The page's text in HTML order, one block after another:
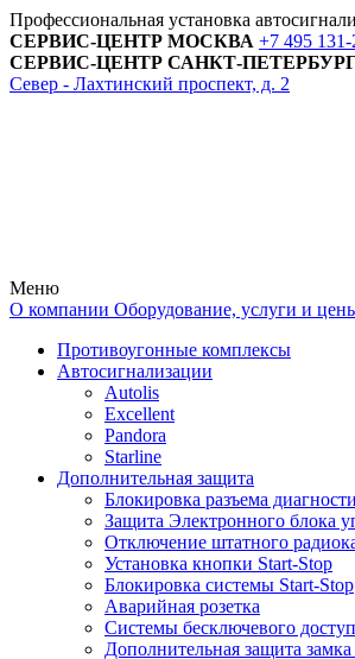
Профессиональная установка
СЕРВИС-ЦЕНТР МОСКВА +7 495
СЕРВИС-ЦЕНТР САНКТ-
Север - Лахтинский проспект, д. 2
Меню
О компании Оборудование, услуги и
Противоугонные комплексы
Автосигнализации
Autolis
Excellent
Pandora
Starline
Дополнительная защита
Блокировка разъема
Защита Электронного блока
Отключение штатного
Установка кнопки Start-Stop
Блокировка системы Start-Stop
Аварийная розетка
Системы бесключевого
Дополнительная защита замка